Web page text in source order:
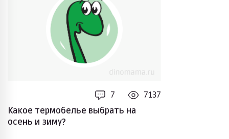
7
7137
Какое термобелье выбрать на
осень и зиму?